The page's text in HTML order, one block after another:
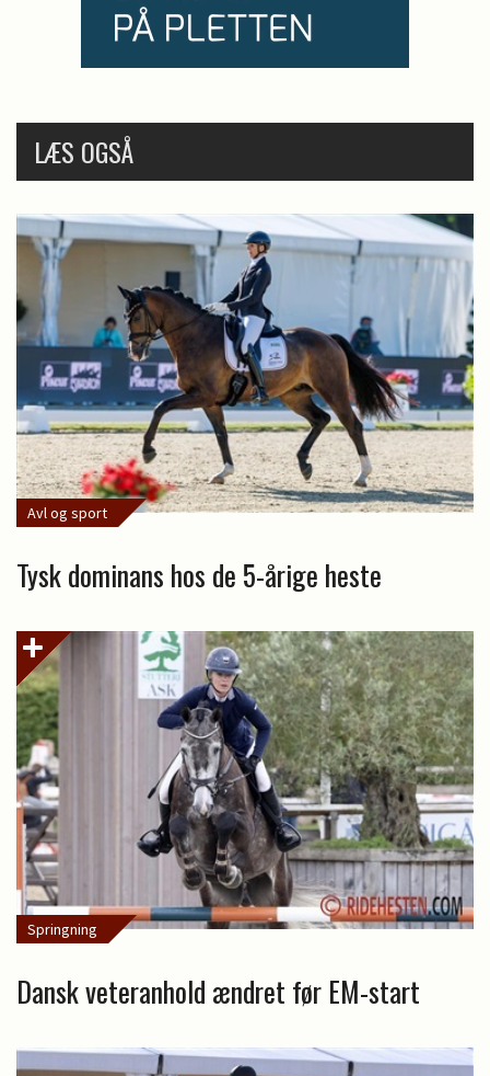
LÆS OGSÅ
Avl og sport
Tysk dominans hos de 5-årige heste
Springning
Dansk veteranhold ændret før EM-start